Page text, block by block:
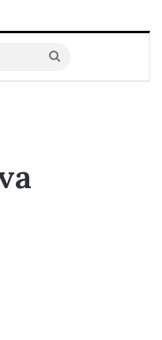
por